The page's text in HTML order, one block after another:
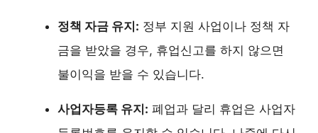
정책 자금 유지: 정부 지원 사업이나 정책 자
금을 받았을 경우, 휴업신고를 하지 않으면
불이익을 받을 수 있습니다.
사업자등록 유지: 폐업과 달리 휴업은 사업자